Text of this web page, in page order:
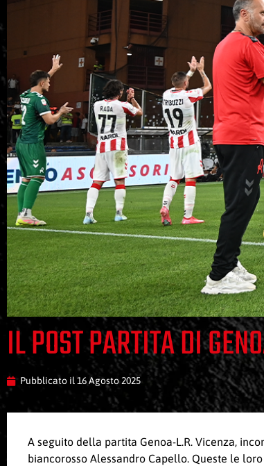
IL POST PARTITA DI
Pubblicato il16 Agosto 2025
A seguito della partita Genoa-L.R. Vicenza,
biancorosso Alessandro Capello. Queste le